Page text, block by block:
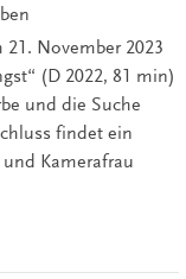
November 2023
(D 2022, 81 min)
und die Suche
findet ein
Kamerafrau